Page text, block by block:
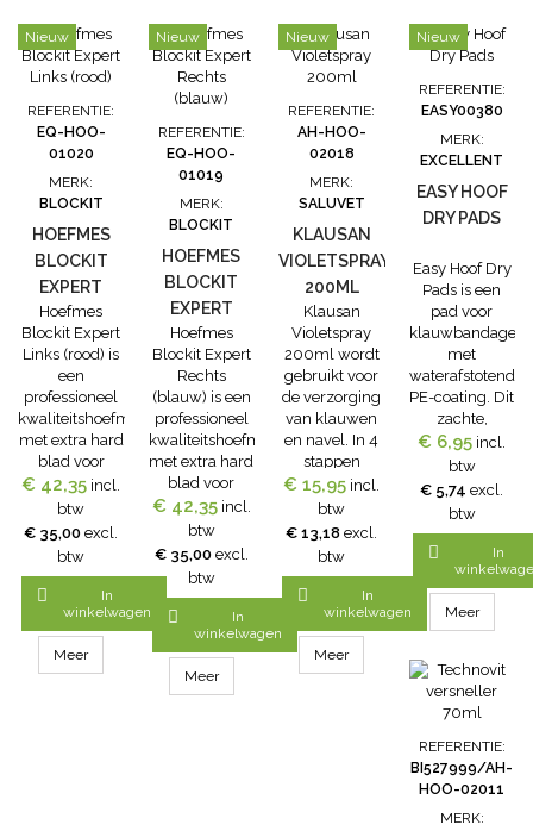
Nieuw
REFERENTIE:
EQ-HOO-
01020
MERK:
BLOCKIT
HOEFMES
BLOCKIT
EXPERT
LINKS
(ROOD)
Hoefmes
Blockit Expert
Links (rood) is
een
professioneel
kwaliteitshoefmes
met extra hard
blad voor
harde
klauwen en
hoeven, extra
scherp, met
comfortabel
en hygiënisch
kunststof. De
speciale vorm
zorgt voor een
€ 42,35 incl.
btw
€ 35,00 excl.
btw

In
winkelwagen
Meer
Nieuw
REFERENTIE:
EQ-HOO-
01019
MERK:
BLOCKIT
HOEFMES
BLOCKIT
EXPERT
RECHTS
(BLAUW)
Hoefmes
Blockit Expert
Rechts
(blauw) is een
professioneel
kwaliteitshoefmes
met extra hard
blad voor
harde
klauwen en
hoeven, extra
scherp, met
comfortabel
en hygiënisch
kunststof. De
speciale vorm
zorgt voor een
€ 42,35 incl.
btw
€ 35,00 excl.
btw

In
winkelwagen
Meer
Nieuw
REFERENTIE:
AH-HOO-
02018
MERK:
SALUVET
KLAUSAN
VIOLETSPRAY
200ML
Klausan
Violetspray
200ml wordt
gebruikt voor
de verzorging
van klauwen
en navel. In 4
stappen
huidherstel bij
Mortellaro*. KlauSan
is een
natuurlijke
violetspray die
het natuurlijk
herstel van de
klauwen
ondersteunt.
€ 15,95 incl.
btw
€ 13,18 excl.
btw

In
winkelwagen
Meer
Nieuw
REFERENTIE:
EASY00380
MERK:
EXCELLENT
EASY HOOF
DRY PADS
Easy Hoof Dry
Pads is een
pad voor
klauwbandages
met
waterafstotende
PE-coating. Dit
zachte,
flexibele pad is
eenvoudig aan
te brengen en
blijft goed
de kroonrand,
de
en het
balgebied. Het
gelijkmatige
verdeling van
druk en biedt
extra comfort
bij het
aanbrengen
Door de
€ 6,95 incl.
btw
€ 5,74 excl.
btw

In
Meer
REFERENTIE:
BI527999/AH-
HOO-02011
MERK: